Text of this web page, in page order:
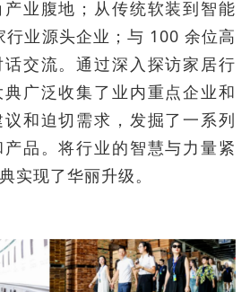
业腹地；从传统软装到智能
行业源头企业；与 100 余位高
交流。通过深入探访家居行
广泛收集了业内重点企业和
和迫切需求，发掘了一系列
品。将行业的智慧与力量紧
实现了华丽升级。